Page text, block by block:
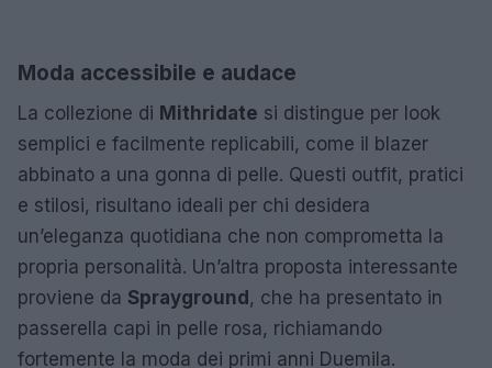
Moda accessibile e audace
La collezione di Mithridate si distingue per look
semplici e facilmente replicabili, come il blazer
abbinato a una gonna di pelle. Questi outfit, pratici
e stilosi, risultano ideali per chi desidera
un’eleganza quotidiana che non comprometta la
propria personalità. Un’altra proposta interessante
proviene da Sprayground, che ha presentato in
passerella capi in pelle rosa, richiamando
fortemente la moda dei primi anni Duemila.